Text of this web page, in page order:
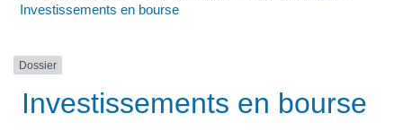
Investissements en bourse
Dossier
Investissements en bourse